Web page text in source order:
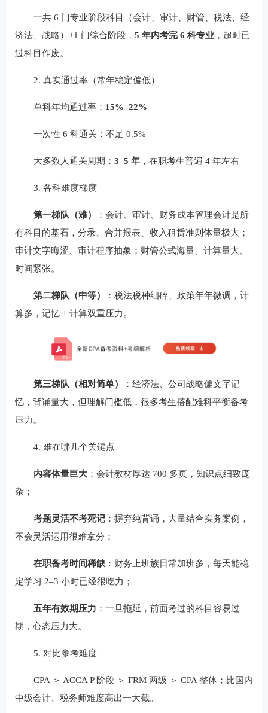
一共 6 门专业阶段科目（会计、审计、财管、税法、经
济法、战略）+1 门综合阶段， 5 年内考完 6 科专业 ，超时已
过科目作废。
2. 真实通过率（常年稳定偏低）
单科年均通过率： 15%–22%
一次性 6 科通关：不足 0.5%
大多数人通关周期： 3–5 年，在职考生普遍 4 年左右
3. 各科难度梯度
第一梯队（难）
：会计、审计、财务成本管理会计是所
有科目的基石，分录、合并报表、收入租赁准则体量极大；
审计文字晦涩、审计程序抽象；财管公式海量、计算量大、
时间紧张。
第二梯队（中等）
：税法税种细碎、政策年年微调，计
算多，记忆 + 计算双重压力。
第三梯队（相对简单）
：经济法、公司战略偏文字记
忆，背诵量大，但理解门槛低，很多考生搭配难科平衡备考
压力。
4. 难在哪几个关键点
内容体量巨大：会计教材厚达 700 多页，知识点细致庞
杂；
考题灵活不考死记：摒弃纯背诵，大量结合实务案例，
不会灵活运用很难拿分；
在职备考时间稀缺：财务上班族日常加班多，每天能稳
定学习 2–3 小时已经很吃力；
五年有效期压力 ：一旦拖延，前面考过的科目容易过
期，心态压力大。
5. 对比参考难度
CPA ＞ ACCA P 阶段 ＞ FRM 两级 ＞ CFA 整体；比国内
中级会计、税务师难度高出一大截。